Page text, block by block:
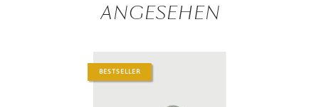
ANGESEHEN
BESTSELLER